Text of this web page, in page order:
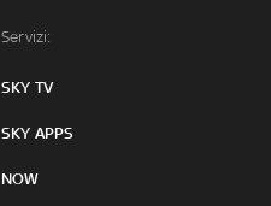
Servizi:
SKY TV
SKY APPS
NOW